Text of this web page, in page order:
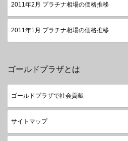
2011年2月 プラチナ相場の価格推移
2011年1月 プラチナ相場の価格推移
ゴールドプラザとは
ゴールドプラザで社会貢献
サイトマップ